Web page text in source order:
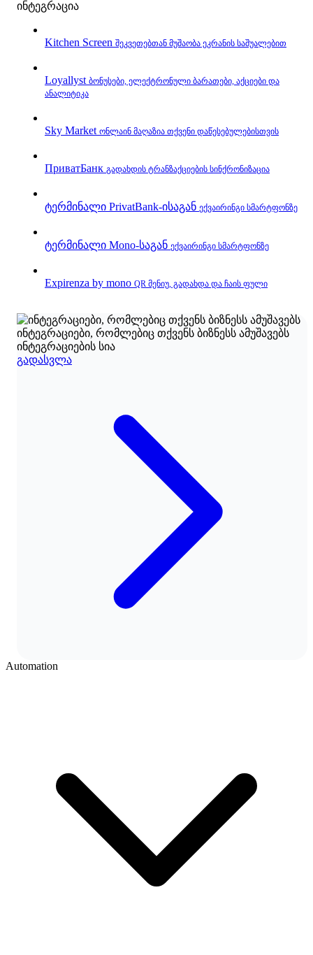
ინტეგრაცია
Kitchen Screen შეკვეთებთან მუშაობა ეკრანის საშუალებით
Loyallyst ბონუსები, ელექტრონული ბარათები, აქციები და
ანალიტიკა
Sky Market ონლაინ მაღაზია თქვენი დაწესებულებისთვის
ПриватБанк გადახდის ტრანზაქციების სინქრონიზაცია
ტერმინალი PrivatBank‑ისაგან ექვაირინგი სმარტფონზე
ტერმინალი Mono‑საგან ექვაირინგი სმარტფონზე
Expirenza by mono QR მენიუ, გადახდა და ჩაის ფული
ინტეგრაციები, რომლებიც თქვენს ბიზნესს ამუშავებს
ინტეგრაციების სია
გადასვლა
Automation